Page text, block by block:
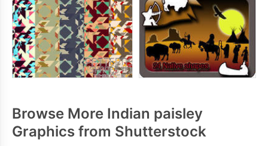
Browse More Indian paisley
Graphics from Shutterstock